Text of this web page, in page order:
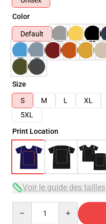
Color
Default
Size
S
M L XL
5XL
Print Location
Voir le guide des tailles